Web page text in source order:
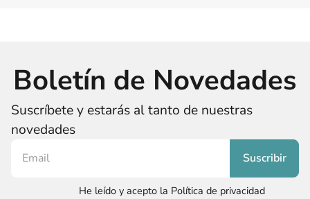
Boletín de Novedades
Suscríbete y estarás al tanto de nuestras
novedades
He leído y acepto la Política de privacidad